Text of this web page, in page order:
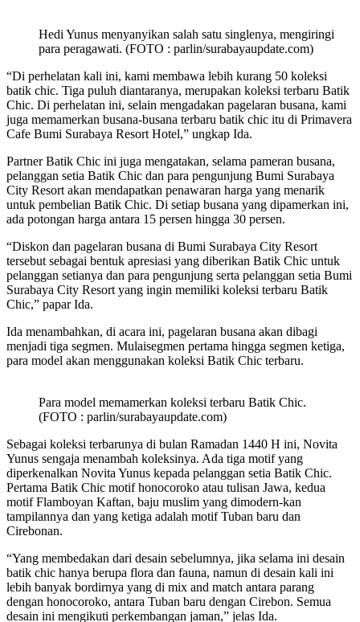
Hedi Yunus menyanyikan salah satu singlenya, mengiringi
para peragawati. (FOTO : parlin/surabayaupdate.com)
“Di perhelatan kali ini, kami membawa lebih kurang 50 koleksi
batik chic. Tiga puluh diantaranya, merupakan koleksi terbaru Batik
Chic. Di perhelatan ini, selain mengadakan pagelaran busana, kami
juga memamerkan busana-busana terbaru batik chic itu di Primavera
Cafe Bumi Surabaya Resort Hotel,” ungkap Ida.
Partner Batik Chic ini juga mengatakan, selama pameran busana,
pelanggan setia Batik Chic dan para pengunjung Bumi Surabaya
City Resort akan mendapatkan penawaran harga yang menarik
untuk pembelian Batik Chic. Di setiap busana yang dipamerkan ini,
ada potongan harga antara 15 persen hingga 30 persen.
“Diskon dan pagelaran busana di Bumi Surabaya City Resort
tersebut sebagai bentuk apresiasi yang diberikan Batik Chic untuk
pelanggan setianya dan para pengunjung serta pelanggan setia Bumi
Surabaya City Resort yang ingin memiliki koleksi terbaru Batik
Chic,” papar Ida.
Ida menambahkan, di acara ini, pagelaran busana akan dibagi
menjadi tiga segmen. Mulaisegmen pertama hingga segmen ketiga,
para model akan menggunakan koleksi Batik Chic terbaru.
Para model memamerkan koleksi terbaru Batik Chic.
(FOTO : parlin/surabayaupdate.com)
Sebagai koleksi terbarunya di bulan Ramadan 1440 H ini, Novita
Yunus sengaja menambah koleksinya. Ada tiga motif yang
diperkenalkan Novita Yunus kepada pelanggan setia Batik Chic.
Pertama Batik Chic motif honocoroko atau tulisan Jawa, kedua
motif Flamboyan Kaftan, baju muslim yang dimodern-kan
tampilannya dan yang ketiga adalah motif Tuban baru dan
Cirebonan.
“Yang membedakan dari desain sebelumnya, jika selama ini desain
batik chic hanya berupa flora dan fauna, namun di desain kali ini
lebih banyak bordirnya yang di mix and match antara parang
dengan honocoroko, antara Tuban baru dengan Cirebon. Semua
desain ini mengikuti perkembangan jaman,” jelas Ida.